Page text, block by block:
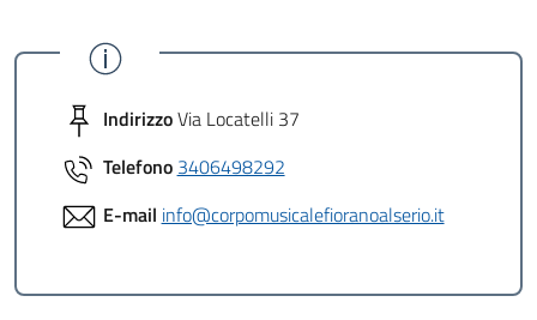
IndirizzoVia Locatelli 37
Telefono 3406498292
E-mail info@corpomusicalefioranoalserio.it